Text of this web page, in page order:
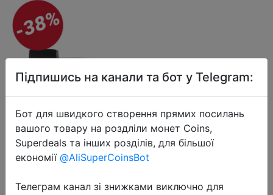
Підпишись на канали та бот у Telegram:
Бот для швидкого створення прямих посилань
вашого товару на роздліли монет Coins,
Superdeals та інших розділів, для більшої
економії @AliSuperCoinsBot
Телеграм канал зі знижками виключно для